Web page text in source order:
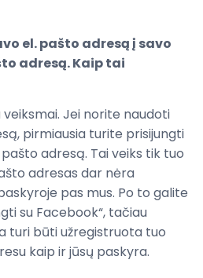
el. pašto adresą į savo
adresą. Kaip tai
veiksmai. Jei norite naudoti
pirmiausia turite prisijungti
adresą. Tai veiks tik tuo
adresas dar nėra
pas mus. Po to galite
su Facebook“, tačiau
turi būti užregistruota tuo
kaip ir jūsų paskyra.